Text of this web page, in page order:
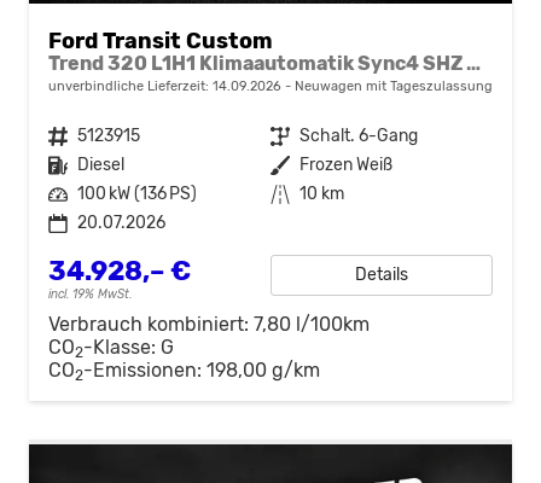
Ford Transit Custom
Trend 320 L1H1 Klimaautomatik Sync4 SHZ 2 x Einparkhilfe Kamera 5JG
unverbindliche Lieferzeit: 14.09.2026 Neuwagen mit Tageszulassung
Fahrzeugnr. 5123915 Getriebe Schalt. 6-Gang
Kraftstoff Diesel Außenfarbe Frozen Weiß
Leistung 100 kW (136 PS) Kilometerstand 10 km
20.07.2026
34.928,– €
incl. 19% MwSt.
Details
Verbrauch kombiniert: 7,80 l/100km
CO2-Klasse: G
CO2-Emissionen: 198,00 g/km